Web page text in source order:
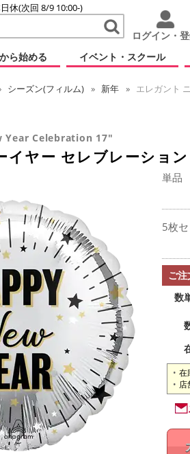
休(次回 8/9 10:00-)
ログイン・
ら始める イベント・スクール
シーズン(フィルム) 新年 エレガント
Year Celebration 17"
イヤー セレブレーショ
単品
5枚セ
ご注
数
在
店